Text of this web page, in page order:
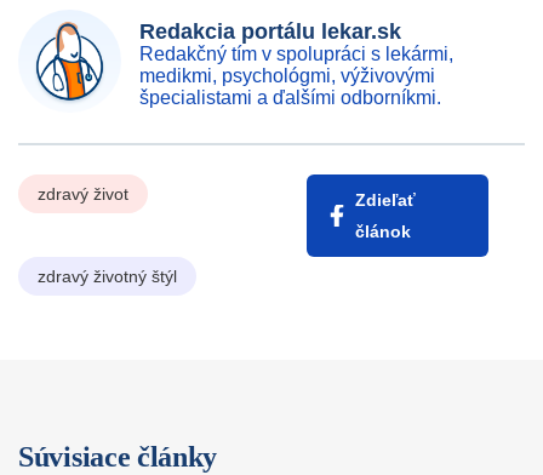
Redakcia portálu lekar.sk
Redakčný tím v spolupráci s lekármi,
medikmi, psychológmi, výživovými
špecialistami a ďalšími odborníkmi.
zdravý život
Zdieľať
článok
zdravý životný štýl
Súvisiace články